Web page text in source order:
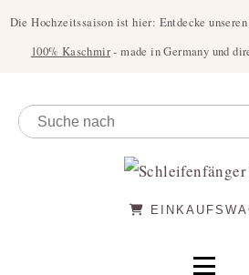
Die Hochzeitssaison ist hier: Entdecke
100% Kaschmir- made in Germany und